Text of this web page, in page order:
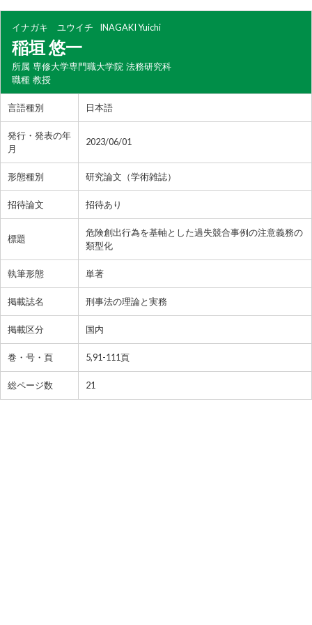
イナガキ ユウイチ INAGAKI Yuichi
稲垣 悠一
所属 専修大学専門職大学院 法務研究科
職種 教授
言語種別 日本語
発行・発表の年
月
2023/06/01
形態種別 研究論文（学術雑誌）
招待論文 招待あり
標題
危険創出行為を基軸とした過失競合事例の注意義務の
類型化
執筆形態 単著
掲載誌名 刑事法の理論と実務
掲載区分 国内
巻・号・頁 5,91-111頁
総ページ数 21